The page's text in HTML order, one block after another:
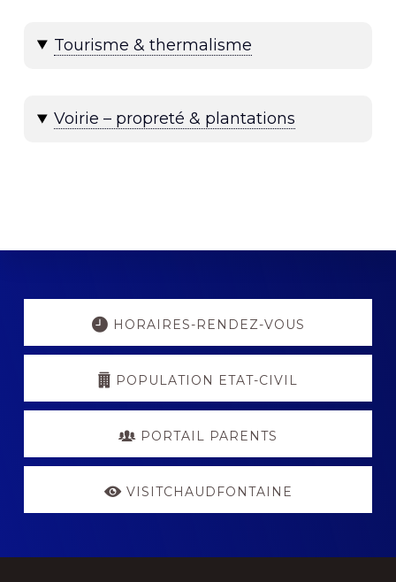
Tourisme & thermalisme
Voirie – propreté & plantations
Explore
HORAIRES-RENDEZ-VOUS
POPULATION ETAT-CIVIL
PORTAIL PARENTS
VISITCHAUDFONTAINE